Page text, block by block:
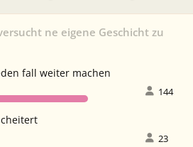
ne eigene Geschicht zu
fall weiter machen
144
23